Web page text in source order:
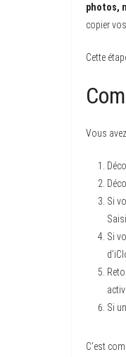
photos,
copier
Cette
Vous
Si
Si
Si
C’est